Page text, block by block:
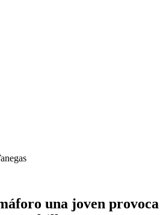
una joven provoca